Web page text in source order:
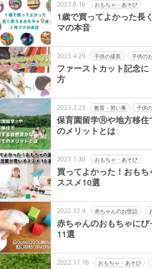
2023.8.16 おもちゃ・あそび
1歳で買ってよかった長
マの本音
2023.4.29 子供の成長 子供の
ファーストカット記念
方
2023.3.23 教育・習い事 子供
保育園留学Ⓡや地方移住
のメリットとは
2023.1.30 おもちゃ・あそび
買ってよかった！おも
ススメ10選
2022.12.4 赤ちゃんのお世話
赤ちゃんのおもちゃに
11選
2022.11.16 おもちゃ・あそび